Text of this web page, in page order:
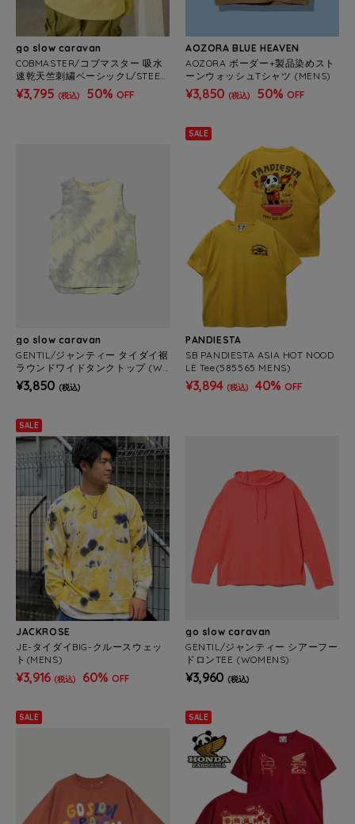
go slow caravan
COBMASTER/コブマスター 吸水
速乾天竺刺繍ベーシックL/STEE
《南アルプス》 (MENS)
¥3,795 (税込) 50% OFF
AOZORA BLUE HEAVEN
AOZORA ボーダー+製品染めスト
ーンウォッシュTシャツ (MENS)
¥3,850 (税込) 50% OFF
go slow caravan
GENTIL/ジャンティー タイダイ裾
ラウンドワイドタンクトップ (W
OMENS)
¥3,850 (税込)
SALE
PANDIESTA
SB PANDIESTA ASIA HOT NOOD
LE Tee(585565 MENS)
¥3,894 (税込) 40% OFF
SALE
JACKROSE
JE-タイダイBIG-クルースウェッ
ト(MENS)
¥3,916 (税込) 60% OFF
go slow caravan
GENTIL/ジャンティー シアーフー
ドロンTEE (WOMENS)
¥3,960 (税込)
SALE SALE